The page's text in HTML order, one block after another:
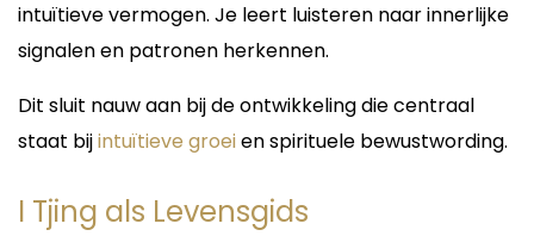
intuïtieve vermogen. Je leert luisteren naar innerlijke
signalen en patronen herkennen.
Dit sluit nauw aan bij de ontwikkeling die centraal
staat bijintuïtieve groeien spirituele bewustwording.
I Tjing als Levensgids